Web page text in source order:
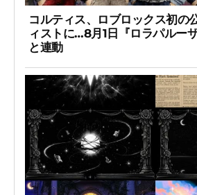
コルティス、ロブロックス初の
ィストに…8月1日『ロラパルー
と連動